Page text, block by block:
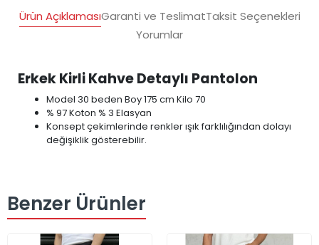
Ürün AçıklamasıGaranti ve TeslimatTaksit Seçenekleri
Yorumlar
Erkek Kirli Kahve Detaylı Pantolon
Model 30 beden Boy 175 cm Kilo 70
% 97 Koton % 3 Elasyan
Konsept çekimlerinde renkler ışık farklılığından dolayı
değişiklik gösterebilir.
Benzer Ürünler